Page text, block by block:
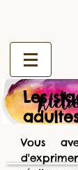
Les
Vous